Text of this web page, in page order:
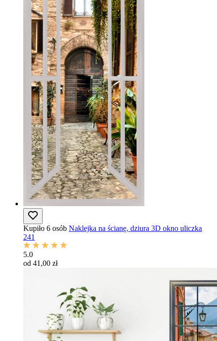
Kupiło 6 osób Naklejka na ścianę, dziura 3D okno uliczka
241
5.0
od 41,00 zł